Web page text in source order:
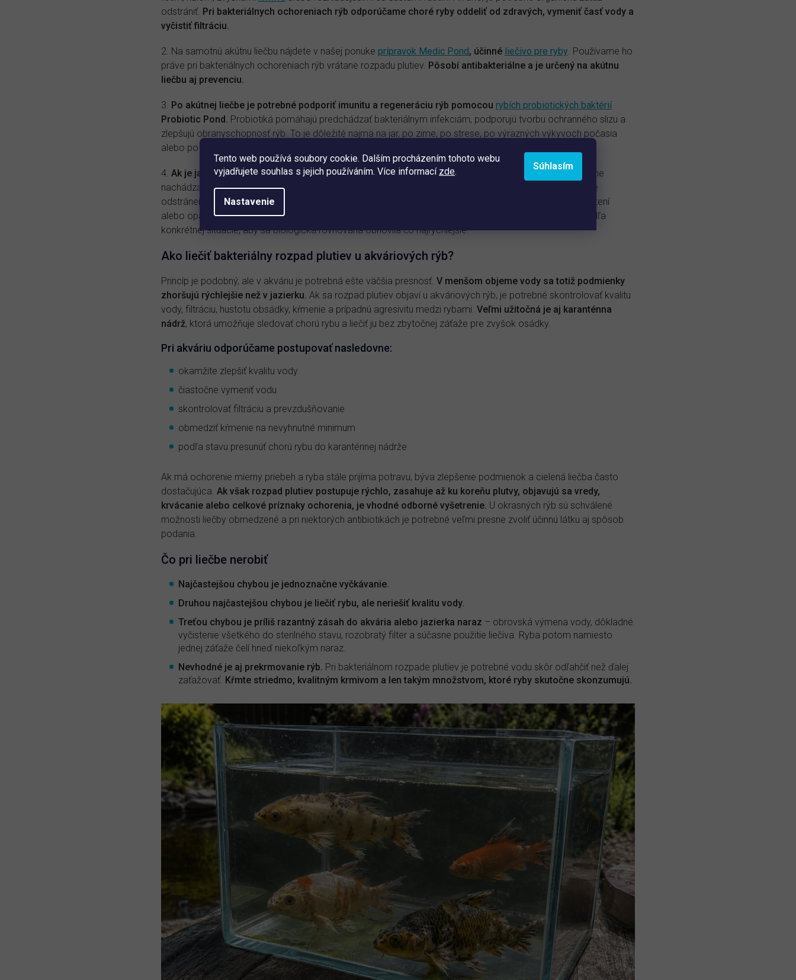
Tento web používá soubory cookie. Dalším procházením tohoto webu
vyjadřujete souhlas s jejich používáním. Více informací zde.
Nastavenie
Súhlasím
odstrániť. Pri bakteriálnych ochoreniach rýb odporúčame choré ryby oddeliť od zdravých, vymeniť časť vody a
vyčistiť filtráciu.
2. Na samotnú akútnu liečbu nájdete v našej ponuke prípravok Medic Pond, účinné liečivo pre ryby. Používame ho
práve pri bakteriálnych ochoreniach rýb vrátane rozpadu plutiev. Pôsobí antibakteriálne a je určený na akútnu
liečbu aj prevenciu.
3. Po akútnej liečbe je potrebné podporiť imunitu a regeneráciu rýb pomocou rybích probiotických baktérií
Probiotic Pond. Probiotiká pomáhajú predchádzať bakteriálnym infekciám, podporujú tvorbu ochranného slizu a
zlepšujú obranyschopnosť rýb. To je dôležité najmä na jar, po zime, po strese, po výrazných výkyvoch počasia
alebo po prekonanej liečbe.
4. Ak je jazierko zanesené organickým materiálom, je nevyhnutné ho mechanicky vyčistiť.Ak sa na dne
nachádza veľa lístia, bahna alebo rastlinných zvyškov, pomôže vám prípravok
, ktorý uľahčuje
odstránenie organického materiálu, ktorý by inak na dne ďalej hnil a zhoršoval podmienky pre ryby. Pri čistení
alebo opätovnom spustení filtrácie odporúčame aplikovať do jazierka
podľa
konkrétnej situácie, aby sa biologická rovnováha obnovila čo najrýchlejšie.
Ako liečiť bakteriálny rozpad plutiev u akváriových rýb?
Princíp je podobný, ale v akváriu je potrebná ešte väčšia presnosť. V menšom objeme vody sa totiž podmienky
zhoršujú rýchlejšie než v jazierku. Ak sa rozpad plutiev objaví u akváriových rýb, je potrebné skontrolovať kvalitu
vody, filtráciu, hustotu obsádky, kŕmenie a prípadnú agresivitu medzi rybami. Veľmi užitočná je aj karanténna
nádrž, ktorá umožňuje sledovať chorú rybu a liečiť ju bez zbytočnej záťaže pre zvyšok osádky.
Pri akváriu odporúčame postupovať nasledovne:
okamžite zlepšiť kvalitu vody
čiastočne vymeniť vodu
skontrolovať filtráciu a prevzdušňovanie
obmedziť kŕmenie na nevyhnutné minimum
podľa stavu presunúť chorú rybu do karanténnej nádrže
Ak má ochorenie mierny priebeh a ryba stále prijíma potravu, býva zlepšenie podmienok a cielená liečba často
dostačujúca. Ak však rozpad plutiev postupuje rýchlo, zasahuje až ku koreňu plutvy, objavujú sa vredy,
krvácanie alebo celkové príznaky ochorenia, je vhodné odborné vyšetrenie. U okrasných rýb sú schválené
možnosti liečby obmedzené a pri niektorých antibiotikách je potrebné veľmi presne zvoliť účinnú látku aj spôsob
podania.
Čo pri liečbe nerobiť
Najčastejšou chybou je jednoznačne vyčkávanie.
Druhou najčastejšou chybou je liečiť rybu, ale neriešiť kvalitu vody.
Treťou chybou je príliš razantný zásah do akvária alebo jazierka naraz – obrovská výmena vody, dôkladné
vyčistenie všetkého do sterilného stavu, rozobratý filter a súčasne použitie liečiva. Ryba potom namiesto
jednej záťaže čelí hneď niekoľkým naraz.
Nevhodné je aj prekrmovanie rýb. Pri bakteriálnom rozpade plutiev je potrebné vodu skôr odľahčiť než ďalej
zaťažovať. Kŕmte striedmo, kvalitným krmivom a len takým množstvom, ktoré ryby skutočne skonzumujú.